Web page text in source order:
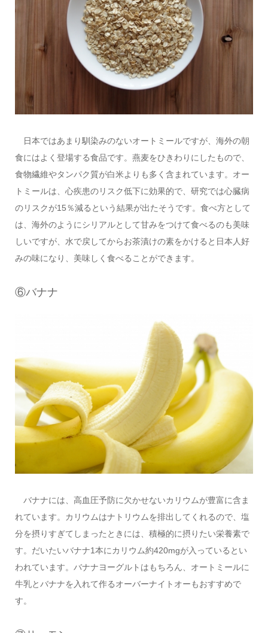
日本ではあまり馴染みのないオートミールですが、海外の朝
食にはよく登場する食品です。燕麦をひきわりにしたもので、
食物繊維やタンパク質が白米よりも多く含まれています。オー
トミールは、心疾患のリスク低下に効果的で、研究では心臓病
のリスクが15％減るという結果が出たそうです。食べ方として
は、海外のようにシリアルとして甘みをつけて食べるのも美味
しいですが、水で戻してからお茶漬けの素をかけると日本人好
みの味になり、美味しく食べることができます。
⑥バナナ
バナナには、高血圧予防に欠かせないカリウムが豊富に含ま
れています。カリウムはナトリウムを排出してくれるので、塩
分を摂りすぎてしまったときには、積極的に摂りたい栄養素で
す。だいたいバナナ1本にカリウム約420mgが入っているとい
われています。バナナヨーグルトはもちろん、オートミールに
牛乳とバナナを入れて作るオーバーナイトオーもおすすめで
す。